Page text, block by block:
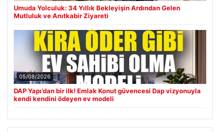
Umuda Yolculuk: 34 Yıllık Bekleyişin Ardından Gelen
Mutluluk ve Anıtkabir Ziyareti
05/08/2026
DAP Yapı’dan bir ilk! Emlak Konut güvencesi Dap vizyonuyla
kendi kendini ödeyen ev modeli